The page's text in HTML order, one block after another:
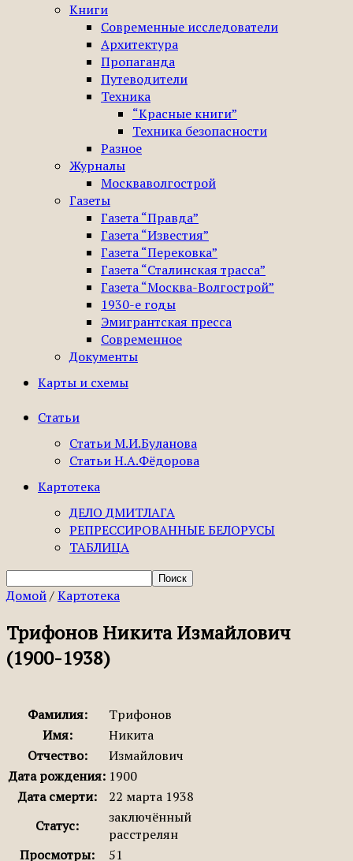
Книги
Современные исследователи
Архитектура
Пропаганда
Путеводители
Техника
“Красные книги”
Техника безопасности
Разное
Журналы
Москваволгострой
Газеты
Газета “Правда”
Газета “Известия”
Газета “Перековка”
Газета “Сталинская трасса”
Газета “Москва-Волгострой”
1930-е годы
Эмигрантская пресса
Современное
Документы
Карты и схемы
Статьи
Статьи М.И.Буланова
Статьи Н.А.Фёдорова
Картотека
ДЕЛО ДМИТЛАГА
РЕПРЕССИРОВАННЫЕ БЕЛОРУСЫ
ТАБЛИЦА
Домой/Картотека
Трифонов Никита Измайлович
(1900-1938)
Фамилия:
Трифонов
Имя:
Никита
Отчество:
Измайлович
Дата рождения: 1900
Дата смерти:
22 марта 1938
Статус:
заключённый
расстрелян
Просмотры:
51